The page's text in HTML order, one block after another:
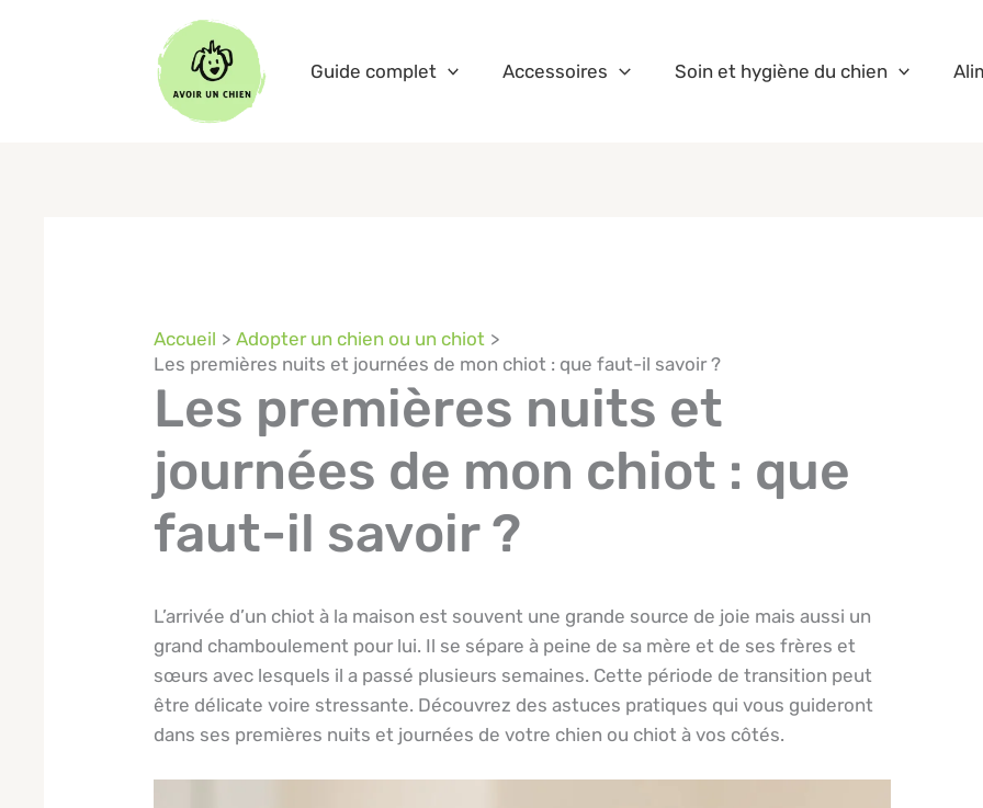
Guide complet Accessoires Soin et hygiène du chien
Accueil
Adopter un chien ou un chiot
Les premières nuits et journées de mon chiot : que faut-il savoir ?
Les premières nuits et
journées de mon chiot : que
faut-il savoir ?
L’arrivée d’un chiot à la maison est souvent une grande source de joie mais aussi un
grand chamboulement pour lui. Il se sépare à peine de sa mère et de ses frères et
sœurs avec lesquels il a passé plusieurs semaines. Cette période de transition peut
être délicate voire stressante. Découvrez des astuces pratiques qui vous guideront
dans ses premières nuits et journées de votre chien ou chiot à vos côtés.